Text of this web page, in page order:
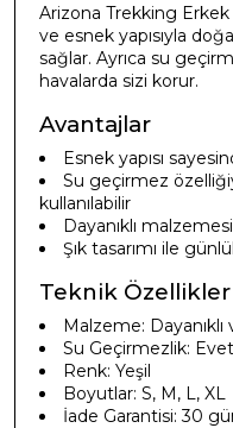
Arizona Trekking Erkek
ve esnek yapısıyla
sağlar. Ayrıca su
havalarda sizi korur.
Avantajlar
Esnek yapısı
Su geçirmez
kullanılabilir
Dayanıklı
Şık tasarımı ile
Teknik Özellikler
Malzeme:
Su Geçirmezlik: Evet
Renk: Yeşil
Boyutlar: S, M, L, XL
İade Garantisi: 30